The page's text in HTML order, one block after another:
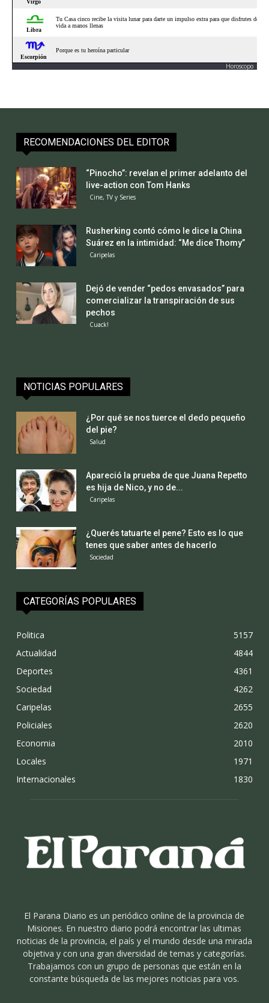
Horoscopo
RECOMENDACIONES DEL EDITOR
“Pinocho”: revelan el primer adelanto del
live-action con Tom Hanks
Cine, TV y Series
Rusherking contó cómo le dice la China
Suárez en la intimidad: “Me dice Thomy”
Caripelas
Dejó de vender “pedos envasados” para
comercializar la transpiración de sus
pechos
Cuack!
NOTICIAS POPULARES
¿Por qué se nos tuerce el dedo pequeño
del pie?
Salud
Apareció la prueba de que Juana Repetto
es hija de Nico, y no de...
Caripelas
¿Querés tatuarte el pene? Esto es lo que
tenes que saber antes de hacerlo
Sociedad
CATEGORÍAS POPULARES
Politica
5157
Actualidad
4844
Deportes
4361
Sociedad
4262
Caripelas
2655
Policiales
2620
Economia
2010
Locales
1971
Internacionales
1830
El Parana Diario es un periódico online de la provincia de
Misiones. En nuestro diario podrá encontrar las ultimas
noticias de la provincia, el país y el mundo desde una mirada
objetiva y con una gran diversidad de temas y categorías.
Trabajamos con un grupo de personas que están en la
constante búsqueda de las mejores noticias para vos.